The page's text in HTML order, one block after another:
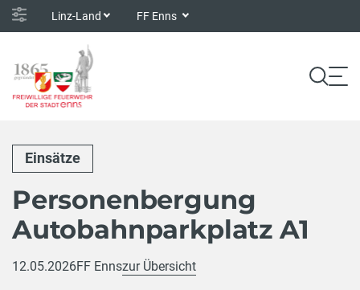
Linz-Land FF Enns
Einsätze
Personenbergung
Autobahnparkplatz A1
12.05.2026FF Ennszur Übersicht